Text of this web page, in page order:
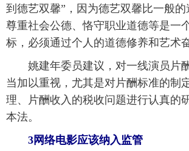
到德艺双馨”，因为德艺双馨比一般的
尊重社会公德、恪守职业道德等是一
标，必须通过个人的道德修养和艺术
姚建年委员建议，对一线演员片
当加以重视，尤其是对片酬标准的制
理、片酬收入的税收问题进行认真的
本法。
3网络电影应该纳入监管